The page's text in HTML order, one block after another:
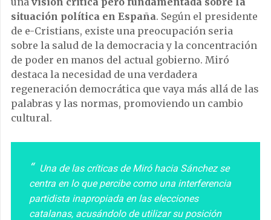
situación política en España. Según el presidente
de e-Cristians, existe una preocupación seria
sobre la salud de la democracia y la concentración
de poder en manos del actual gobierno. Miró
destaca la necesidad de una verdadera
regeneración democrática que vaya más allá de las
palabras y las normas, promoviendo un cambio
cultural.
Una de las críticas de Miró hacia Sánchez se
centra en lo que percibe como una interferencia
partidista inapropiada en las elecciones
catalanas, acusándolo de utilizar su posición